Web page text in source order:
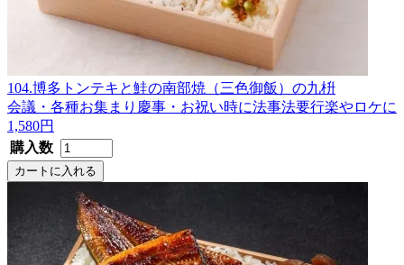
104.博多トンテキと鮭の南部焼（三色御飯）の九枡
会議・各種お集まり 慶事・お祝い時に法事法要行楽やロケに
1,580円
購入数